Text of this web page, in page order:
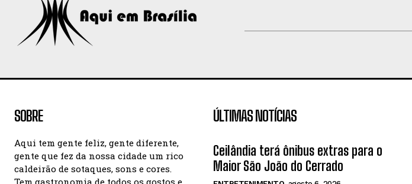
SOBRE
Aqui tem gente feliz, gente diferente,
gente que fez da nossa cidade um rico
caldeirão de sotaques, sons e cores.
Tem gastronomia de todos os gostos e
ÚLTIMAS NOTÍCIAS
Ceilândia terá ônibus extras para o
Maior São João do Cerrado